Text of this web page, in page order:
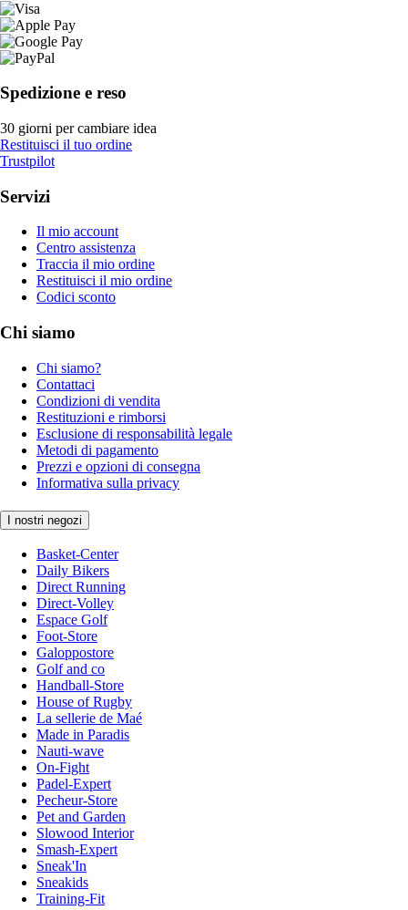
Spedizione e reso
30 giorni per cambiare idea
Restituisci il tuo ordine
Trustpilot
Servizi
Il mio account
Centro assistenza
Traccia il mio ordine
Restituisci il mio ordine
Codici sconto
Chi siamo
Chi siamo?
Contattaci
Condizioni di vendita
Restituzioni e rimborsi
Esclusione di responsabilità legale
Metodi di pagamento
Prezzi e opzioni di consegna
Informativa sulla privacy
I nostri negozi
Basket-Center
Daily Bikers
Direct Running
Direct-Volley
Espace Golf
Foot-Store
Galoppostore
Golf and co
Handball-Store
House of Rugby
La sellerie de Maé
Made in Paradis
Nauti-wave
On-Fight
Padel-Expert
Pecheur-Store
Pet and Garden
Slowood Interior
Smash-Expert
Sneak'In
Sneakids
Training-Fit